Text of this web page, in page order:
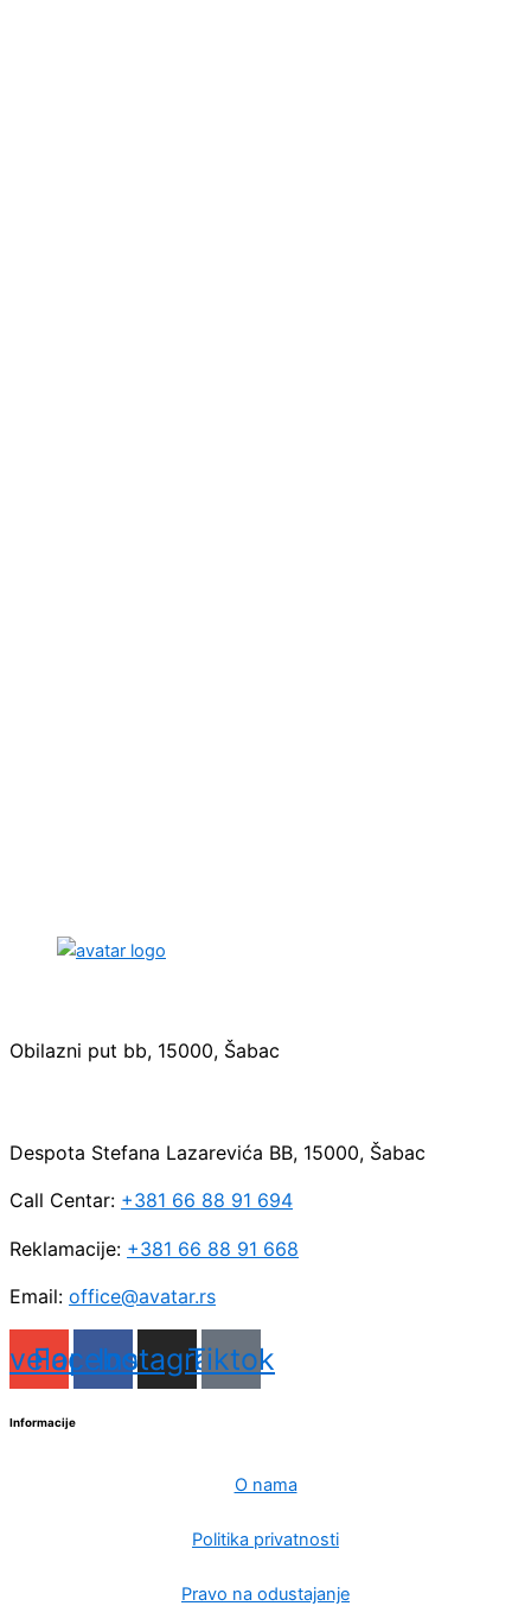
Obilazni put bb, 15000, Šabac
Despota Stefana Lazarevića BB, 15000, Šabac
Call Centar: +381 66 88 91 694
Reklamacije: +381 66 88 91 668
Email: office@avatar.rs
Facebook
Instagram
Tiktok
Informacije
O nama
Politika privatnosti
Pravo na odustajanje